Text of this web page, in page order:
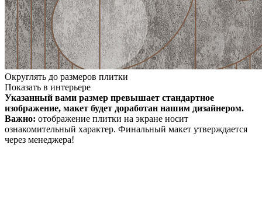
Округлять до размеров плитки
Показать в интерьере
Указанный вами размер превышает стандартное
изображение, макет будет доработан нашим дизайнером.
Важно: отображение плитки на экране носит
ознакомительный характер. Финальный макет утверждается
через менеджера!